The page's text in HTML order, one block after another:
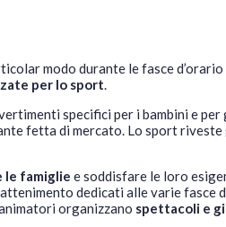
modo durante le fasce
per lo sport.
specifici per i bambini e
fetta di mercato. Lo sport riveste
le famiglie e soddisfare le loro
dedicati alle varie fasce
organizzano spettacoli e